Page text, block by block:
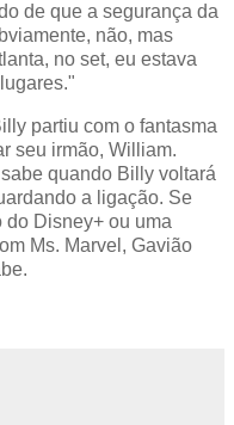
de que a segurança da
não, mas
no set, eu estava
partiu com o fantasma
seu irmão, William.
quando Billy voltará
a ligação. Se
do Disney+ ou uma
Ms. Marvel, Gavião